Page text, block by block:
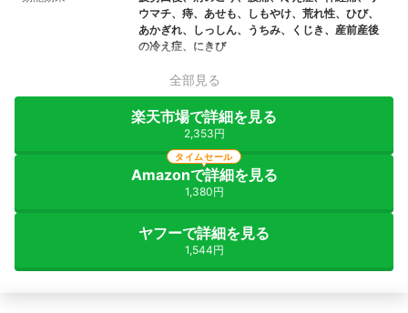
ウマチ、痔、あせも、しもやけ、荒れ性、ひび、
あかぎれ、しっしん、うちみ、くじき、産前産後
の冷え症、にきび
全部見る
楽天市場で詳細を見る
2,353円
Amazonで詳細を見る
1,380円
タイムセール
ヤフーで詳細を見る
1,544円